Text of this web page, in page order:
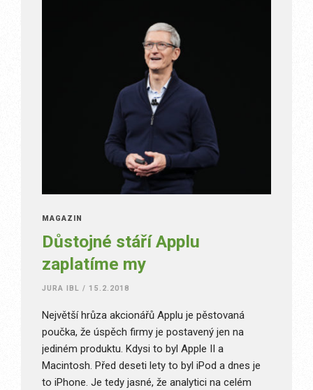
MAGAZÍN
Důstojné stáří Applu
zaplatíme my
JURA IBL / 15.2.2018
Největší hrůza akcionářů Applu je pěstovaná
poučka, že úspěch firmy je postavený jen na
jediném produktu. Kdysi to byl Apple II a
Macintosh. Před deseti lety to byl iPod a dnes je
to iPhone. Je tedy jasné, že analytici na celém